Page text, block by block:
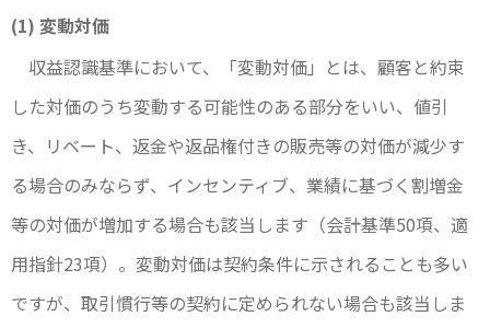
(1) 変動対価
収益認識基準において、「変動対価」とは、顧客と約束
した対価のうち変動する可能性のある部分をいい、値引
き、リベート、返金や返品権付きの販売等の対価が減少す
る場合のみならず、インセンティブ、業績に基づく割増金
等の対価が増加する場合も該当します（会計基準50項、適
用指針23項）。変動対価は契約条件に示されることも多い
ですが、取引慣行等の契約に定められない場合も該当しま